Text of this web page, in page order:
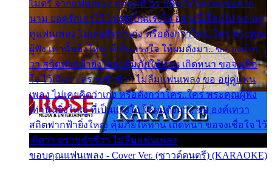
ไมตรี จากแฟนเพลง ทุกทุกที่ ปราณีหลั่งไหล ผมขอฝาก
นาม ยอดรักเอาไว้ โปรดเป็นแรงใจ อย่างนี้เรื่อยไป ขอ อยู่
คู่แฟนเพลง ไม่เคยคิดว่าเก่ง หรือดังกว่าใคร..ใคร พระคุณ
ผู้ฟัง เท่านั้นยิ่งใหญ่ ที่เป็นแรงใจ ให้ผมดังมา.. ขอ องค์เท
วา สถิตฟากฟ้ายิ่งใหญ่ คุ้มภัยให้ท่าน เถิดหนา ขอจงเชื่อ
ใจ ไว้เถิดว่า ตราบชั่วชีวา ไม่ลืมแฟนเพลง ขอ อยู่คู่แฟน
เพลง ไม่เคยคิดว่าเก่ง หรือดังกว่าใคร..ใคร พระคุณผู้ฟัง
เท่านั้นยิ่งใหญ่ ที่เป็นแรงใจ ให้ผมดังมา.. ขอ องค์เทวา
สถิตฟากฟ้ายิ่งใหญ่ คุ้มภัยให้ท่าน เถิดหนา ขอจงเชื่อใจ ไว้
เถิดว่า ตราบชั่วชีวา ไม่ลืมแฟนเพลง
ขอบคุณแฟนเพลง - Cover Ver. (ซาวด์ดนตรี) (KARAOKE)